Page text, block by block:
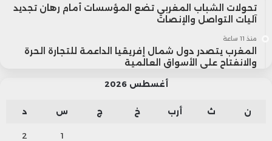
تحولات الشباب المغربي تضع المؤسسات أمام رهان تجديد
آليات التواصل والإنصات
منذ 11 ساعة
المغرب يتصدر دول شمال إفريقيا الداعمة للتجارة الحرة
والانفتاح على الأسواق العالمية
أغسطس 2026
ن ث أرب خ ج س د
1
2